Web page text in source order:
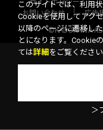
お問い合わせ
広告
©KADOKAWA
このサイトでは、利用
Cookieを使用してアク
以降のページに遷移し
とになります。Cookie
ては詳細 をご覧ください
＞